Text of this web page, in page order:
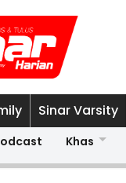
Sinar Varsity
Khas